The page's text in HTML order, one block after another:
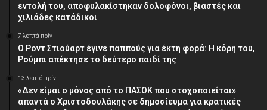
εντολή του, αποφυλακίστηκαν δολοφόνοι, βιαστές και
χιλιάδες κατάδικοι
7 λεπτά πρίν
Ο Ροντ Στιούαρτ έγινε παππούς για έκτη φορά: Η κόρη του,
Ρούμπι απέκτησε το δεύτερο παιδί της
13 λεπτά πρίν
«Δεν είμαι ο μόνος από το ΠΑΣΟΚ που στοχοποιείται»
απαντά ο Χριστοδουλάκης σε δημοσίευμα για κρατικές